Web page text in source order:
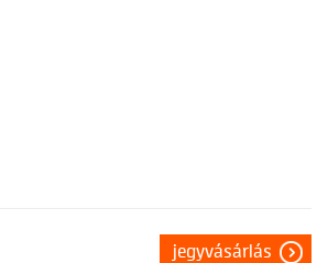
jegyvásárlás